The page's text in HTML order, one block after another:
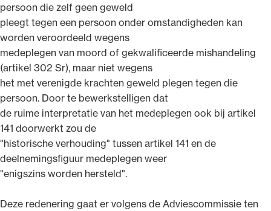
persoon die zelf geen geweld
pleegt tegen een persoon onder omstandigheden kan
worden veroordeeld wegens
medeplegen van moord of gekwalificeerde mishandeling
(artikel 302 Sr), maar niet wegens
het met verenigde krachten geweld plegen tegen die
persoon. Door te bewerkstelligen dat
de ruime interpretatie van het medeplegen ook bij artikel
141 doorwerkt zou de
"historische verhouding" tussen artikel 141 en de
deelnemingsfiguur medeplegen weer
"enigszins worden hersteld".
Deze redenering gaat er volgens de Adviescommissie ten